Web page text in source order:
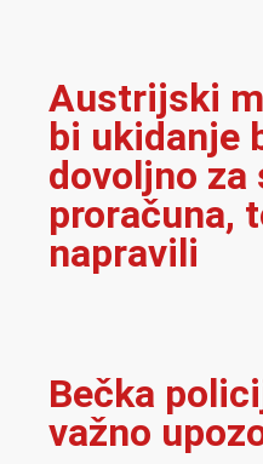
Austrijski
bi ukidanje
dovoljno za
proračuna,
napravili
Bečka
važno